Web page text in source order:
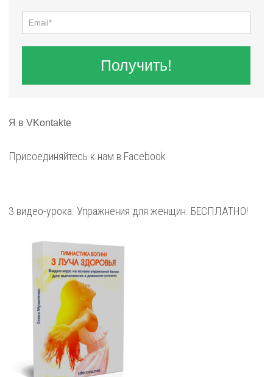
Получить!
Я в VKontakte
Присоединяйтесь к нам в Facebook
3 видео-урока. Упражнения для женщин. БЕСПЛАТНО!